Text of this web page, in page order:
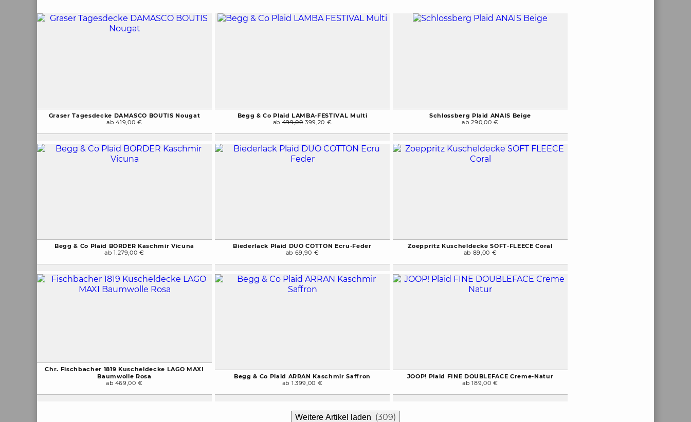
Graser Tagesdecke DAMASCO BOUTIS Nougat
ab 419,00 €
Begg & Co Plaid LAMBA-FESTIVAL Multi
ab499,00399,20 €
Schlossberg Plaid ANAIS Beige
ab 290,00 €
Begg & Co Plaid BORDER Kaschmir Vicuna
ab 1.279,00 €
Biederlack Plaid DUO COTTON Ecru-Feder
ab 69,90 €
Zoeppritz Kuscheldecke SOFT-FLEECE Coral
ab 89,00 €
Chr. Fischbacher 1819 Kuscheldecke LAGO MAXI
Baumwolle Rosa
ab 469,00 €
Begg & Co Plaid ARRAN Kaschmir Saffron
ab 1.399,00 €
JOOP! Plaid FINE DOUBLEFACE Creme-Natur
ab 189,00 €
Weitere Artikel laden (309)